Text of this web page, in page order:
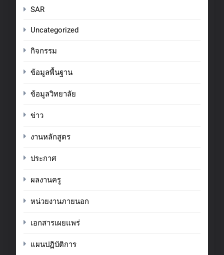
SAR
Uncategorized
กิจกรรม
ข้อมูลพื้นฐาน
ข้อมูลวิทยาลัย
ข่าว
งานหลักสูตร
ประกาศ
ผลงานครู
หน่วยงานภายนอก
เอกสารเผยแพร่
แผนปฏิบัติการ